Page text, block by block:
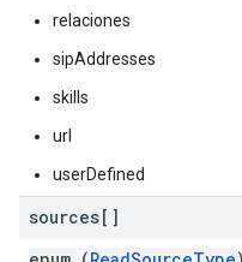
relaciones
sipAddresses
skills
url
userDefined
sources[]